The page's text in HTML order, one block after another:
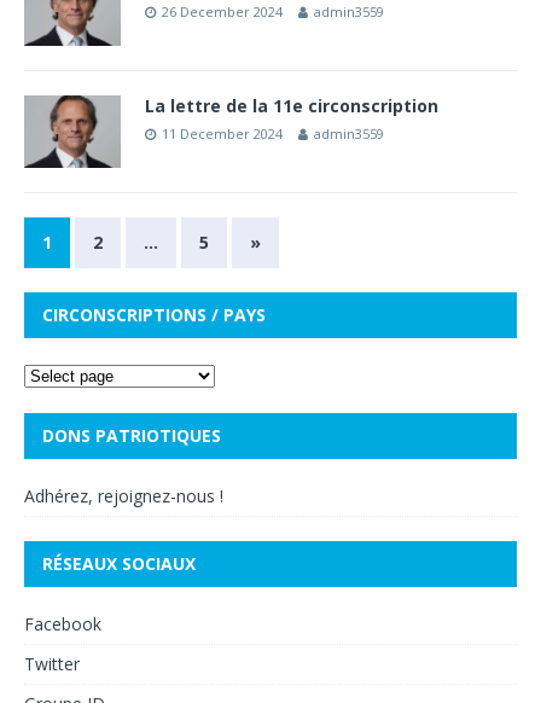
26 December 2024 admin3559
La lettre de la 11e circonscription
11 December 2024 admin3559
1 2 … 5 »
CIRCONSCRIPTIONS / PAYS
DONS PATRIOTIQUES
Adhérez, rejoignez-nous !
RÉSEAUX SOCIAUX
Facebook
Twitter